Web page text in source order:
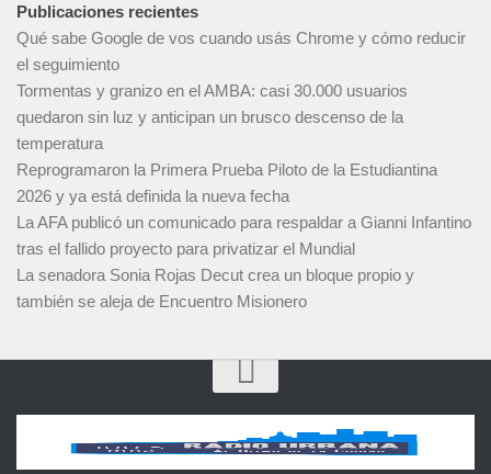
Publicaciones recientes
Qué sabe Google de vos cuando usás Chrome y cómo reducir
el seguimiento
Tormentas y granizo en el AMBA: casi 30.000 usuarios
quedaron sin luz y anticipan un brusco descenso de la
temperatura
Reprogramaron la Primera Prueba Piloto de la Estudiantina
2026 y ya está definida la nueva fecha
La AFA publicó un comunicado para respaldar a Gianni Infantino
tras el fallido proyecto para privatizar el Mundial
La senadora Sonia Rojas Decut crea un bloque propio y
también se aleja de Encuentro Misionero